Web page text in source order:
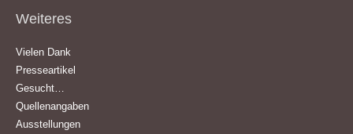
Weiteres
Vielen Dank
Presseartikel
Gesucht…
Quellenangaben
Ausstellungen